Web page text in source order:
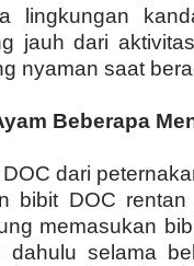
lingkungan
jauh dari
nyaman saat
Beberapa
dari
bibit DOC
memasukan
dahulu selama